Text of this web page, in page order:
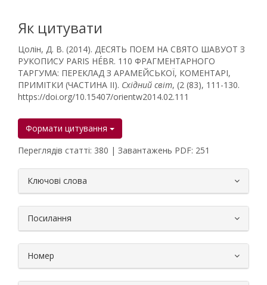
Як цитувати
Цолін, Д. В. (2014). ДЕСЯТЬ ПОЕМ НА СВЯТО ШАВУОТ З
РУКОПИСУ PARIS HÉBR. 110 ФРАГМЕНТАРНОГО
ТАРГУМА: ПЕРЕКЛАД З АРАМЕЙСЬКОЇ, КОМЕНТАРІ,
ПРИМІТКИ (ЧАСТИНА ІІ). Східний світ, (2 (83), 111-130.
https://doi.org/10.15407/orientw2014.02.111
Формати цитування
Переглядів статті: 380 | Завантажень PDF: 251
Ключові слова
Посилання
Номер